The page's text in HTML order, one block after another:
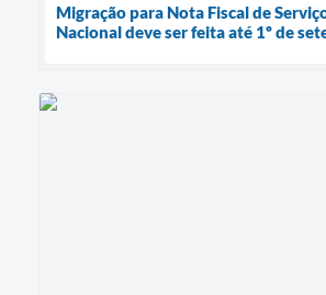
Migração para Nota Fiscal de
Nacional deve ser feita até 1º de